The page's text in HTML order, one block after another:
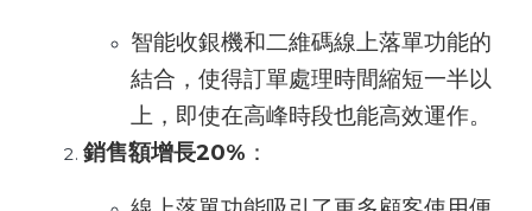
智能收銀機和二維碼線上落單功能的
結合，使得訂單處理時間縮短一半以
上，即使在高峰時段也能高效運作。
銷售額增長20% ：